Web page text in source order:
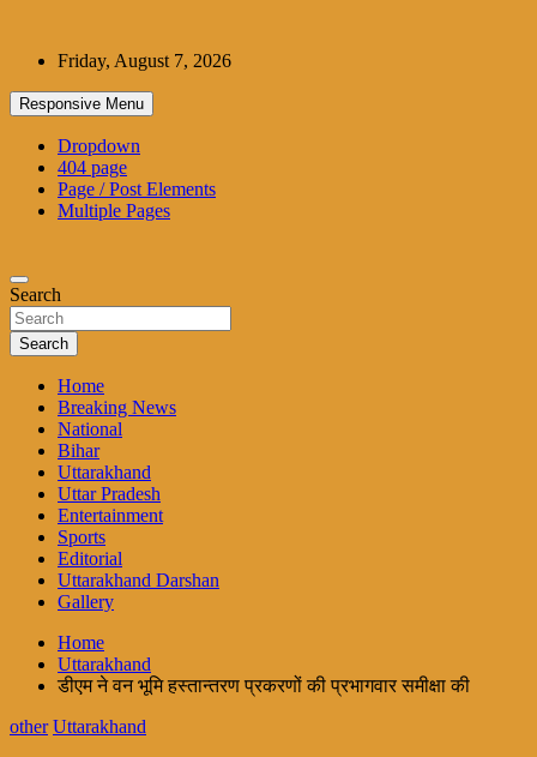
contentFriday, August 7, 2026
Responsive Menu
Dropdown
404 page
Page / Post Elements
Multiple Pages
Search
Search
Home
Breaking News
National
Bihar
Uttarakhand
Uttar Pradesh
Entertainment
Sports
Editorial
Uttarakhand Darshan
Gallery
Home
Uttarakhand
डीएम ने वन भूमि हस्तान्तरण प्रकरणों की प्रभागवार समीक्षा की
other Uttarakhand